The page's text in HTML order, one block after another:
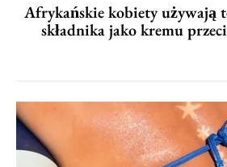
Afrykańskie kobiety używają
składnika jako kremu